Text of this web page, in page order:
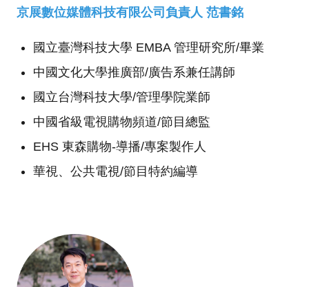
京展數位媒體科技有限公司負責人 范書銘
國立臺灣科技大學 EMBA 管理研究所/畢業
中國文化大學推廣部/廣告系兼任講師
國立台灣科技大學/管理學院業師
中國省級電視購物頻道/節目總監
EHS 東森購物-導播/專案製作人
華視、公共電視/節目特約編導